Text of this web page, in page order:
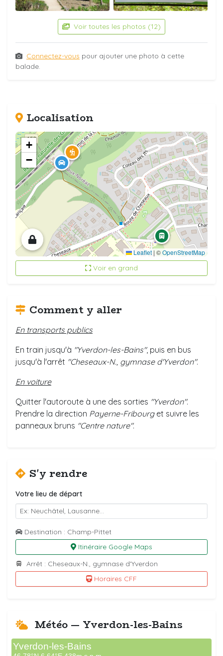
Voir toutes les photos (12)
Connectez-vous pour ajouter une photo à cette
balade.
Localisation
+
−
Leaflet | ©OpenStreetMap
Voir en grand
Comment y aller
En transports publics
En train jusqu'à "Yverdon-les-Bains", puis en bus
jusqu'à l'arrêt "Cheseaux-N., gymnase d'Yverdon".
En voiture
Quitter l'autoroute à une des sorties "Yverdon".
Prendre la direction Payerne-Fribourget suivre les
panneaux bruns "Centre nature".
S'y rendre
Votre lieu de départ
Destination : Champ-Pittet
Itinéraire Google Maps
Arrêt : Cheseaux-N., gymnase d'Yverdon
Horaires CFF
Météo — Yverdon-les-Bains